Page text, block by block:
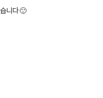
니다 🙂